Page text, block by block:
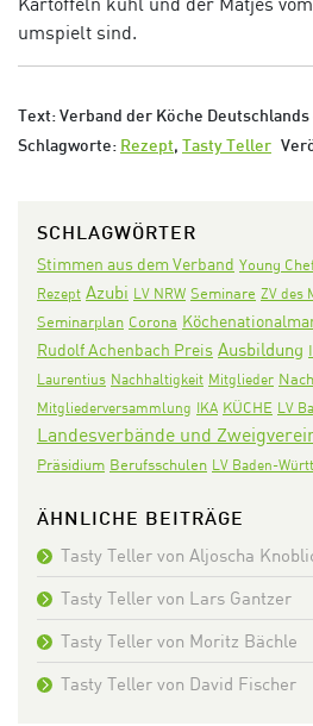
umspielt sind.
Text: Verband der Köche Deutschlands
Schlagworte: Rezept, Tasty Teller
SCHLAGWÖRTER
Stimmen aus dem Verband Young
Rezept Azubi LV NRW Seminare ZV des
Seminarplan Corona
Rudolf Achenbach Preis Ausbildung
Laurentius Nachhaltigkeit Mitglieder
Mitgliederversammlung IKA KÜCHE LV
Landesverbände und
Präsidium Berufsschulen LV Baden-
ÄHNLICHE BEITRÄGE
Tasty Teller von Aljoscha
Tasty Teller von Lars Gantzer
Tasty Teller von Moritz Bächle
Tasty Teller von David Fischer